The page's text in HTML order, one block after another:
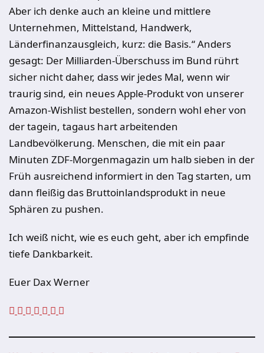
Aber ich denke auch an kleine und mittlere
Unternehmen, Mittelstand, Handwerk,
Länderfinanzausgleich, kurz: die Basis.“ Anders
gesagt: Der Milliarden-Überschuss im Bund rührt
sicher nicht daher, dass wir jedes Mal, wenn wir
traurig sind, ein neues Apple-Produkt von unserer
Amazon-Wishlist bestellen, sondern wohl eher von
der tagein, tagaus hart arbeitenden
Landbevölkerung. Menschen, die mit ein paar
Minuten ZDF-Morgenmagazin um halb sieben in der
Früh ausreichend informiert in den Tag starten, um
dann fleißig das Bruttoinlandsprodukt in neue
Sphären zu pushen.
Ich weiß nicht, wie es euch geht, aber ich empfinde
tiefe Dankbarkeit.
Euer Dax Werner